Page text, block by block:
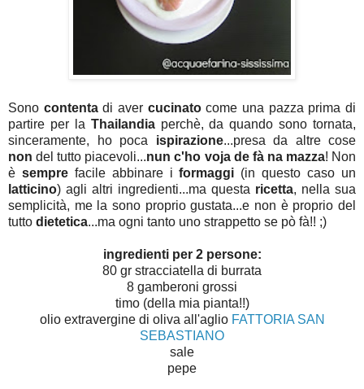
Sono contentadi aver cucinatocome una pazza prima di
partire per la Thailandiaperchè, da quando sono tornata,
sinceramente, ho poca ispirazione...presa da altre cose
non del tutto piacevoli...nun c'ho voja de fà na mazza! Non
è semprefacile abbinare iformaggi (in questo caso un
latticino) agli altri ingredienti...ma questa ricetta, nella sua
semplicità, me la sono proprio gustata...e non è proprio del
tutto dietetica...ma ogni tanto uno strappetto se pò fà!! ;)
ingredienti per 2 persone:
80 gr stracciatella di burrata
8 gamberoni grossi
timo (della mia pianta!!)
olio extravergine di oliva all'aglio FATTORIA SAN
SEBASTIANO
sale
pepe